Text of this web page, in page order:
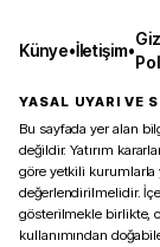
Künye•İletişim•
YASAL UYARI VE
Bu sayfada yer alan
değildir. Yatırım
göre yetkili kurumlarla
değerlendirilmelidir.
gösterilmekle birlikte,
kullanımından